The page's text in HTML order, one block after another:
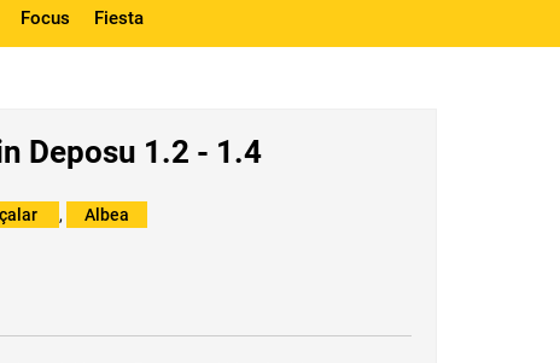
Focus Fiesta
Deposu 1.2 - 1.4
, Albea